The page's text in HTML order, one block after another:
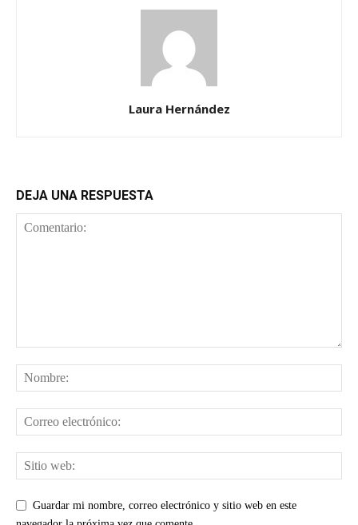
Laura Hernández
DEJA UNA RESPUESTA
Guardar mi nombre, correo electrónico y sitio web en este